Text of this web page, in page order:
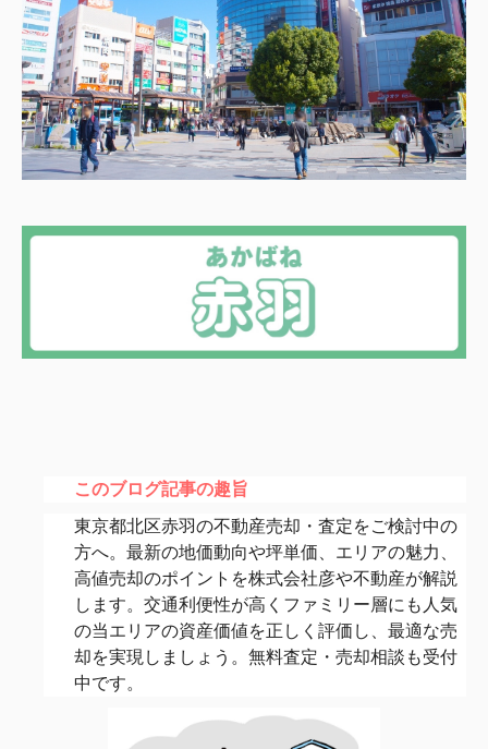
このブログ記事の趣旨
東京都北区赤羽の不動産売却・査定をご検討中の
方へ。 最新の地価動向や坪単価、エリアの魅力、
高値売却のポイントを株式会社彦や不動産が解説
します。 交通利便性が高くファミリー層にも人気
の当エリアの資産価値を正 しく評価し、最適な売
却を実現しましょう。無料査定・ 売却相談も受付
中です。